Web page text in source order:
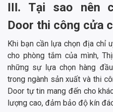
III. Tại sao nên
Door thi công cửa
Khi bạn cần lựa chọn địa chỉ
cho phòng tắm của mình,
những sự lựa chọn hàng
trong ngành sản xuất và thi
Door tự tin mang đến cho
lượng cao, đảm bảo độ kín